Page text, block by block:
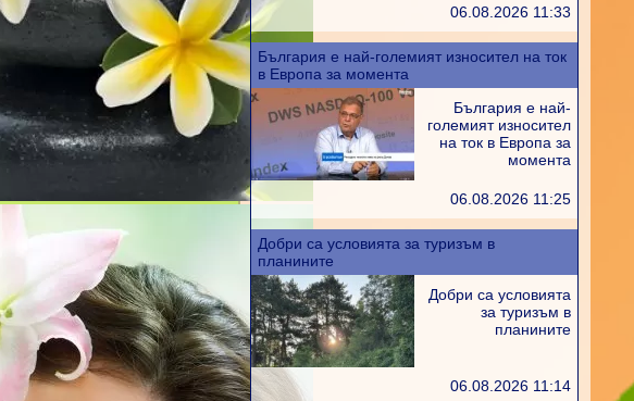
06.08.2026 11:33
България е най-големият износител на ток
в Европа за момента
България е най-
големият износител
на ток в Европа за
момента
06.08.2026 11:25
Добри са условията за туризъм в
планините
Добри са условията
за туризъм в
планините
06.08.2026 11:14